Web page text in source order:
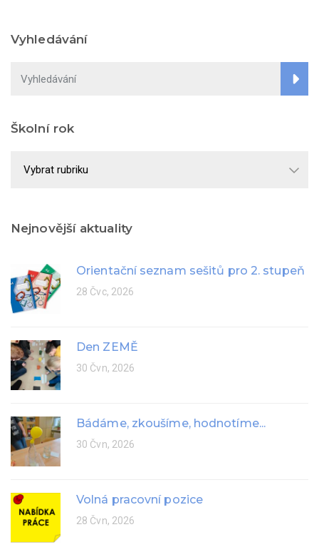
Vyhledávání
Školní rok
Nejnovější aktuality
Orientační seznam sešitů pro 2. stupeň
28 Čvc, 2026
Den ZEMĚ
30 Čvn, 2026
Bádáme, zkoušíme, hodnotíme...
30 Čvn, 2026
Volná pracovní pozice
28 Čvn, 2026